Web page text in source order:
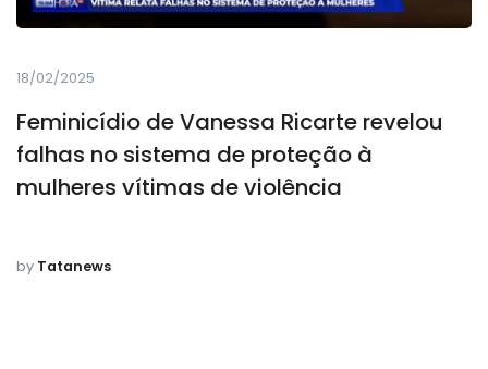
18/02/2025
Feminicídio de Vanessa Ricarte revelou
falhas no sistema de proteção à
mulheres vítimas de violência
by Tatanews